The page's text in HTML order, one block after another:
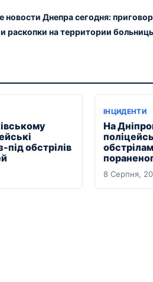
новости Днепра сегодня:
раскопки на территории
під обстрілів
ІНЦИДЕНТИ
На
8 Серпня,